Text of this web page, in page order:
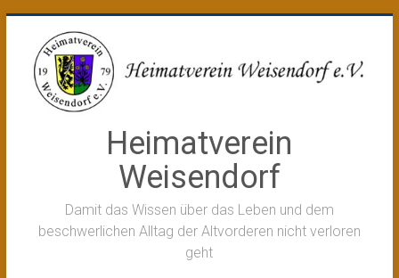
springen
Heimatverein
Weisendorf
Damit das Wissen über das Leben und dem
beschwerlichen Alltag der Altvorderen nicht verloren
geht